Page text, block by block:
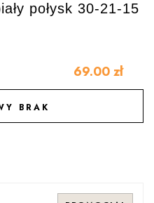
połysk 30-21-15
69.00 zł
BRAK